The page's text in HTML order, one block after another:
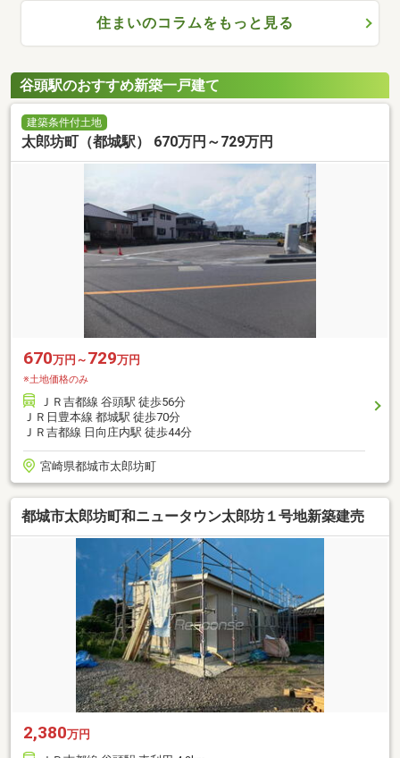
住まいのコラムをもっと見る
谷頭駅のおすすめ新築一戸建て
建築条件付土地
太郎坊町（都城駅） 670万円～729万円
670万円～ 729万円
※土地価格のみ
ＪＲ吉都線 谷頭駅 徒歩56分
ＪＲ日豊本線 都城駅 徒歩70分
ＪＲ吉都線 日向庄内駅 徒歩44分
宮崎県都城市太郎坊町
都城市太郎坊町和ニュータウン太郎坊１号地新築建売
2,380万円